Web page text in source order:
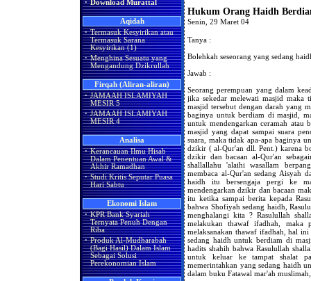
· Download Murattal
Aqidah
· Termasuk Kesyirikan atau
Termasuk Sarana
Kesyirikan (1)
· Menghina Sesuatu yang
Mengandung Dzikrullah
Firqah (Aliran-aliran)
· JAMAAH ISLAMIYAH
MESIR 5
· JAMAAH ISLAMIYAH
MESIR 4
Analisa
· Kerancauan Ilmu Hisab
Dalam Penentuan Awal &
Akhir Ramadhan
· Studi Kritis Seputar Puasa
Hari Sabtu
Ekonomi Islam
· KPR Bank Syariah
Ternyata Penuh Dengan
Riba
· Produk Al-Mudharabah
(Bagi Hasil) Dalam Islam
Sebagai Solusi
Perekonomian Islam
Hukum Orang Haidh
Senin, 29 Maret 04
Tanya :
Bolehkah seseorang yang sedang
Jawab :
Seorang perempuan yang dalam
jika sekedar melewati masjid maka
masjid tersebut dengan darah yang
baginya untuk berdiam di masjid,
untuk mendengarkan ceramah atau
masjid yang dapat sampai suara
suara, maka tidak apa-apa baginya
dzikir ( al-Qur'an dll. Pent.) karena
dzikir dan bacaan al-Qur'an
shallallahu 'alaihi wasallam
membaca al-Qur'an sedang Aisyah
haidh itu bersengaja pergi ke
mendengarkan dzikir dan bacaan
itu ketika sampai berita kepada
bahwa Shofiyah sedang haidh,
menghalangi kita ? Rasulullah
melakukan thawaf ifadhah, maka
melaksanakan thawaf ifadhah, hal
sedang haidh untuk berdiam di
hadits shahih bahwa Rasulullah
untuk keluar ke tampat shalat
memerintahkan yang sedang haidh
dalam buku Fatawal mar'ah